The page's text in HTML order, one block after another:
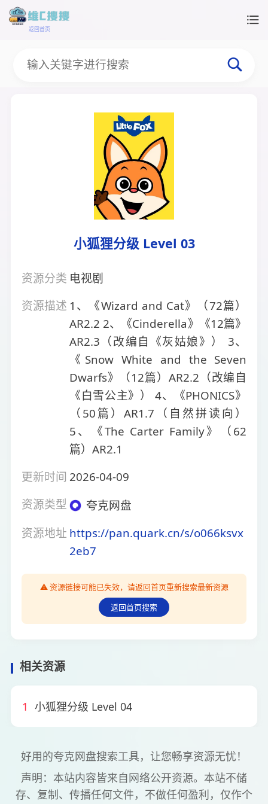
返回首页
小狐狸分级 Level 03
资源分类 电视剧
资源描述 1、《Wizard and Cat》（72篇）
AR2.2 2、《Cinderella》《12篇》
AR2.3（改编自《灰姑娘》） 3、
《Snow White and the Seven
Dwarfs》（12篇）AR2.2（改编自
《白雪公主》） 4、《PHONICS》
（50篇）AR1.7（自然拼读向）
5、《The Carter Family》（62
篇）AR2.1
更新时间 2026-04-09
资源类型
夸克网盘
资源地址 https://pan.quark.cn/s/o066ksvx
2eb7
⚠️ 资源链接可能已失效，请返回首页重新搜索最新资源
返回首页搜索
相关资源
1 小狐狸分级 Level 04
好用的夸克网盘搜索工具，让您畅享资源无忧！
声明：本站内容皆来自网络公开资源。本站不储
存、复制、传播任何文件，不做任何盈利，仅作个